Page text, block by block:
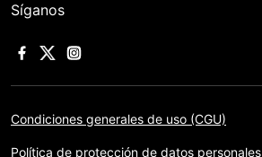
Síganos
Condiciones generales de uso (CGU)
Política de protección de datos personales